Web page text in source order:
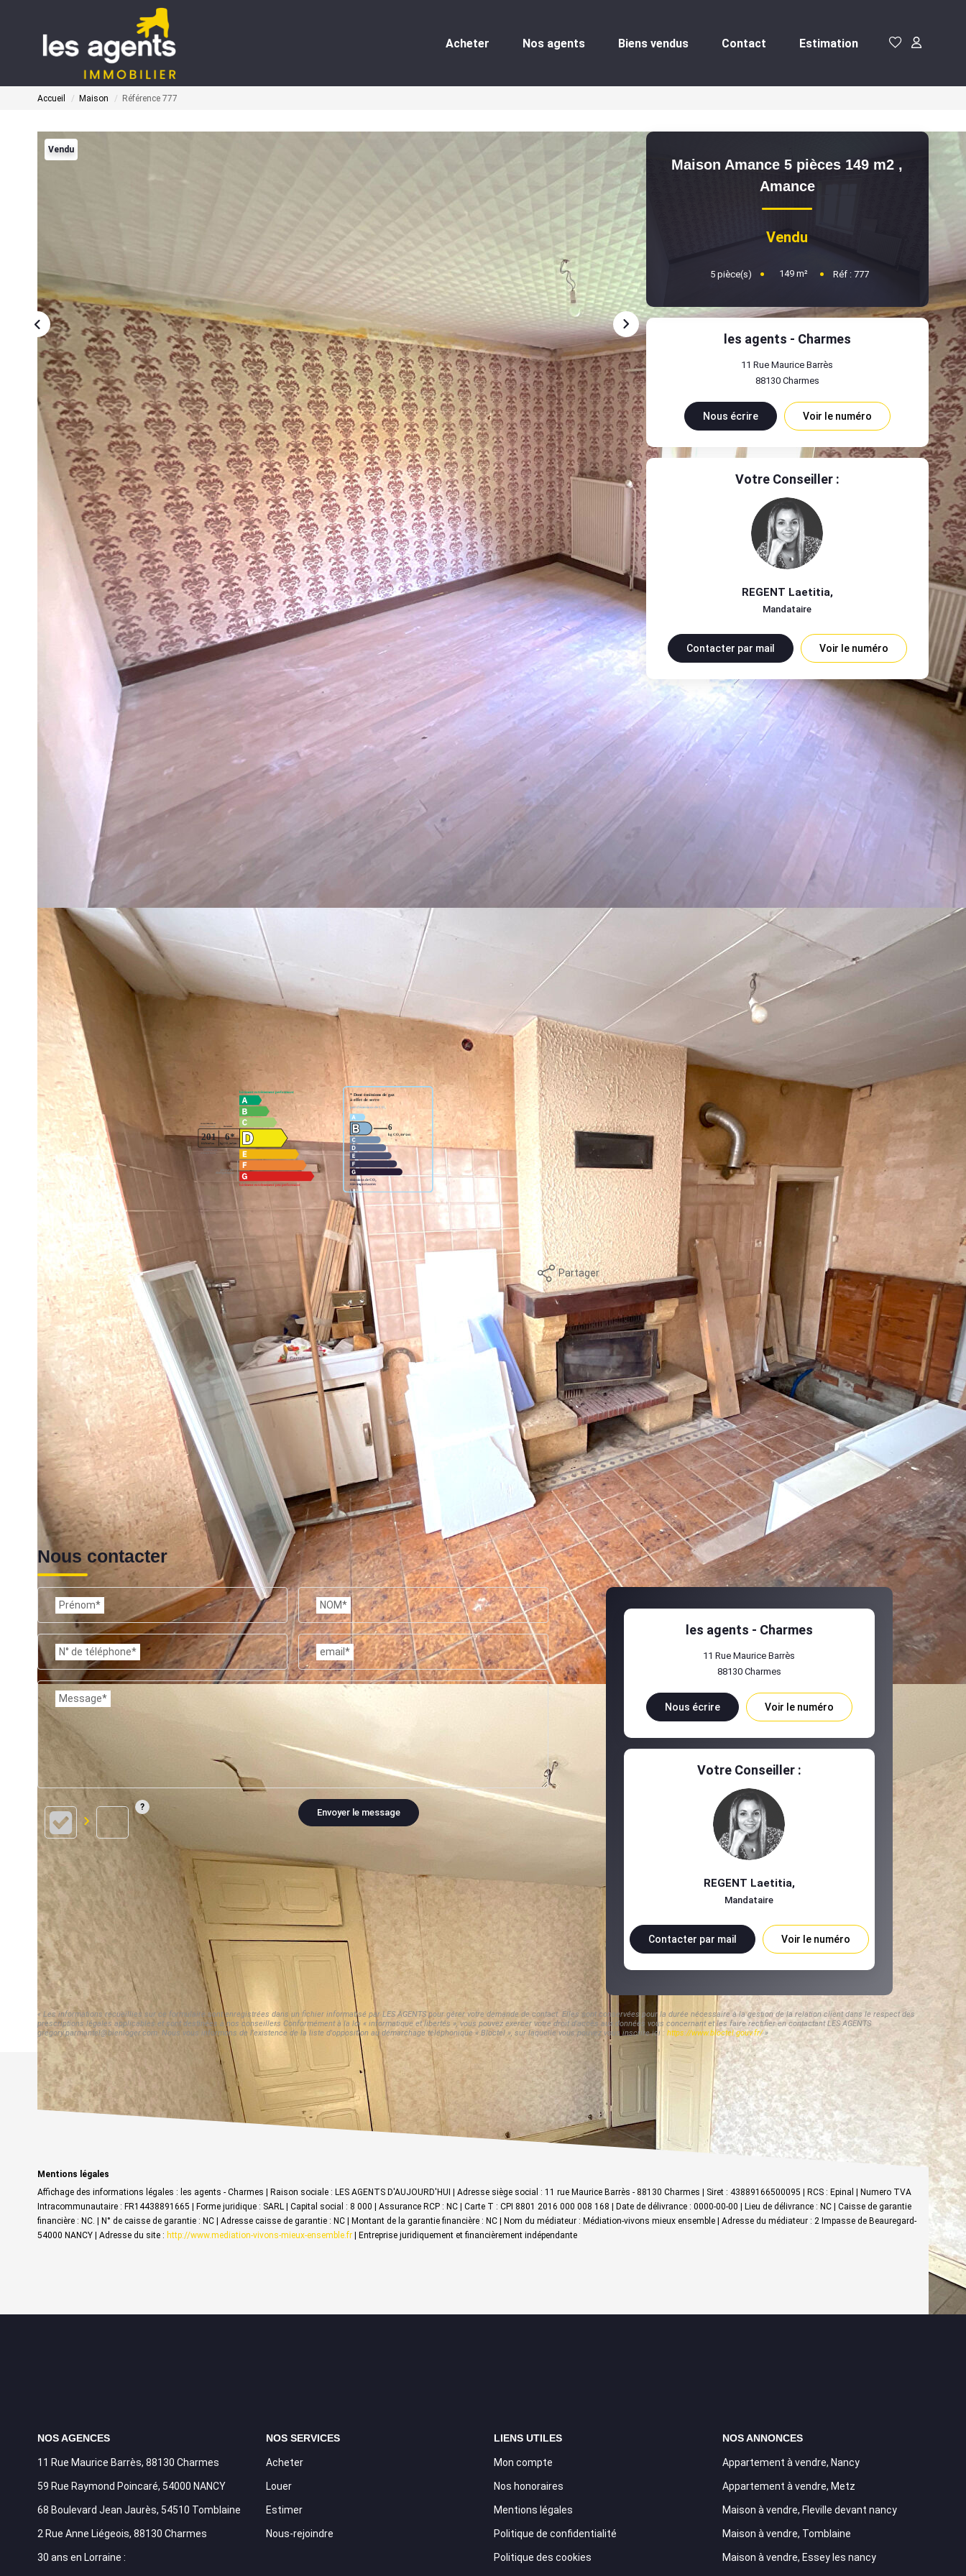
Acheter Nos agents Biens vendus Contact Estimation
Accueil Maison Référence 777
Vendu
Description
Laetitia Régent, Les Agents vous invite à découvrir cette charmante maison de village à rénover d'environ 149m2,
mitoyenne situé à Amance.
Elle se compose en rdc : entrée, cuisine avec insert bois, salon-séjour, wc, buanderie.
A l'étage : 4 chambres spacieuses, un bureau, wc.
La maison dispose également d'un garage et d'une cave.
Coté extérieur : une terrasse attenante apporte un réel confort à cette maison.
Points forts :
- Relié au réseau d'assainissement collectif
- Pompe à chaleur 2022
- Excellent rapport qualité/prix
- Proche des commodités, écoles et commerces (boulangerie, bureau de tabac, coiffeur,)
Une visite s'impose !
Prix FAI : 21 500€ Honoraires à la charge du vendeur
Pour tous renseignements ou visite, contacter votre conseillère
Diagnostics énergétiques
Montant estimé des dépenses annuelles d'énergie pour un usage standard entre 1482€ et 2004€. Pour la date de référence
01/01/2021.
Imprimer Partager
Nos honoraires
Ce bien est soumis à un diagnostic ERP (État des Risques et Pollutions). Pour en savoir plus, rendez-vous sur
https://www.georisques.gouv.fr/
Maison Amance 5 pièces 149 m2 ,
Amance
Vendu
5 pièce(s) 149 m² Réf : 777
les agents - Charmes
11 Rue Maurice Barrès
88130 Charmes
Nous écrire Voir le numéro
Votre Conseiller :
REGENT Laetitia,
Mandataire
Contacter par mail Voir le numéro
Nous contacter
Prénom* NOM*
N° de téléphone* email*
Message*
Envoyer le message
les agents - Charmes
11 Rue Maurice Barrès
88130 Charmes
Nous écrire Voir le numéro
Votre Conseiller :
REGENT Laetitia,
Mandataire
Contacter par mail Voir le numéro
« Les informations recueillies sur ce formulaire sont enregistrées dans un fichier informatisé par LES AGENTS pour gérer votre demande de contact. Elles sont conservées pour la durée nécessaire à la gestion de la relation client dans le respect des
prescriptions légales applicables et sont destinées à nos conseillers Conformément à la loi « informatique et libertés », vous pouvez exercer votre droit d'accès aux données vous concernant et les faire rectifier en contactant LES AGENTS
gregory.parmantel@bienloger.com. Nous vous informons de l'existence de la liste d'opposition au démarchage téléphonique « Bloctel », sur laquelle vous pouvez vous inscrire ici : https://www.bloctel.gouv.fr/»
Mentions légales
Affichage des informations légales : les agents - Charmes | Raison sociale : LES AGENTS D'AUJOURD'HUI | Adresse siège social : 11 rue Maurice Barrès - 88130 Charmes | Siret : 43889166500095 | RCS : Epinal | Numero TVA
Intracommunautaire : FR14438891665 | Forme juridique : SARL | Capital social : 8 000 | Assurance RCP : NC | Carte T : CPI 8801 2016 000 008 168 | Date de délivrance : 0000-00-00 | Lieu de délivrance : NC | Caisse de garantie
financière : NC. | N° de caisse de garantie : NC | Adresse caisse de garantie : NC | Montant de la garantie financière : NC | Nom du médiateur : Médiation-vivons mieux ensemble | Adresse du médiateur : 2 Impasse de Beauregard-
54000 NANCY | Adresse du site : http://www.mediation-vivons-mieux-ensemble.fr Entreprise juridiquement et financièrement indépendante
NOS AGENCES
11 Rue Maurice Barrès, 88130 Charmes
59 Rue Raymond Poincaré, 54000 NANCY
68 Boulevard Jean Jaurès, 54510 Tomblaine
2 Rue Anne Liégeois, 88130 Charmes
30 ans en Lorraine :
NOS SERVICES
Acheter
Louer
Estimer
Nous-rejoindre
LIENS UTILES
Mon compte
Nos honoraires
Mentions légales
Politique de confidentialité
Politique des cookies
NOS ANNONCES
Appartement à vendre, Nancy
Appartement à vendre, Metz
Maison à vendre, Fleville devant nancy
Maison à vendre, Tomblaine
Maison à vendre, Essey les nancy